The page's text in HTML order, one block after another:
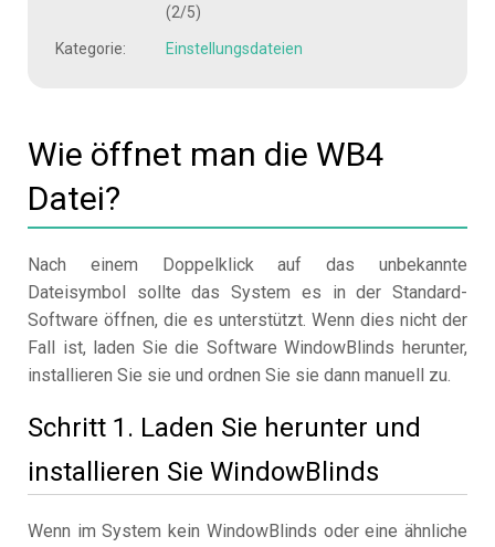
(2/5)
Kategorie: Einstellungsdateien
Wie öffnet man die WB4
Datei?
Nach einem Doppelklick auf das unbekannte
Dateisymbol sollte das System es in der Standard-
Software öffnen, die es unterstützt. Wenn dies nicht der
Fall ist, laden Sie die Software WindowBlinds herunter,
installieren Sie sie und ordnen Sie sie dann manuell zu.
Schritt 1. Laden Sie herunter und
installieren Sie WindowBlinds
Wenn im System kein WindowBlinds oder eine ähnliche